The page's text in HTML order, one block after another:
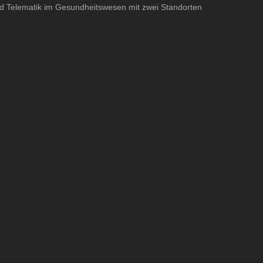
im Gesundheitswesen mit zwei Standorten